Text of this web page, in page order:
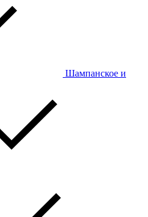
Шампанское и